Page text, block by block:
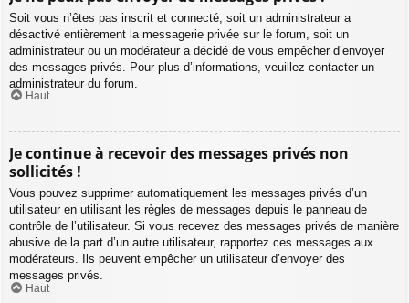
Soit vous n’êtes pas inscrit et connecté, soit un administrateur a
désactivé entièrement la messagerie privée sur le forum, soit un
administrateur ou un modérateur a décidé de vous empêcher d’envoyer
des messages privés. Pour plus d’informations, veuillez contacter un
administrateur du forum.
Haut
Je continue à recevoir des messages privés non
sollicités !
Vous pouvez supprimer automatiquement les messages privés d’un
utilisateur en utilisant les règles de messages depuis le panneau de
contrôle de l’utilisateur. Si vous recevez des messages privés de manière
abusive de la part d’un autre utilisateur, rapportez ces messages aux
modérateurs. Ils peuvent empêcher un utilisateur d’envoyer des
messages privés.
Haut